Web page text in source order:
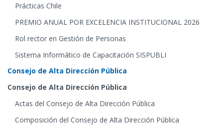
Prácticas Chile
PREMIO ANUAL POR EXCELENCIA INSTITUCIONAL 2026
Rol rector en Gestión de Personas
Sistema Informático de Capacitación SISPUBLI
Consejo de Alta Dirección Pública
Consejo de Alta Dirección Pública
Actas del Consejo de Alta Dirección Pública
Composición del Consejo de Alta Dirección Pública